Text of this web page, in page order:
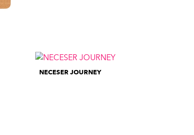
NECESER JOURNEY